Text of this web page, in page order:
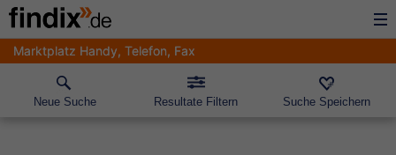
Marktplatz Handy, Telefon, Fax
Neue Suche Resultate Filtern Suche Speichern